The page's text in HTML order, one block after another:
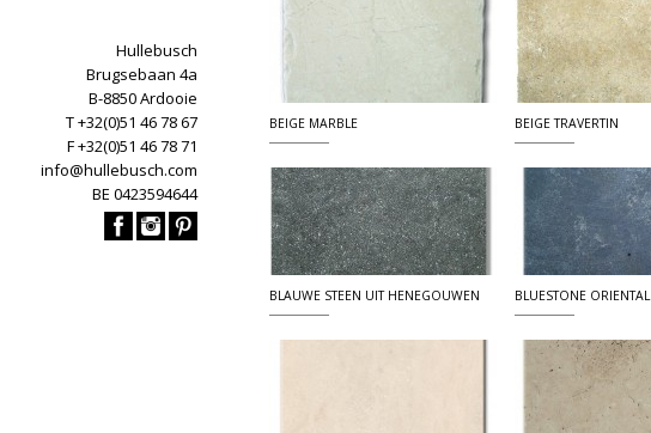
Hullebusch
Brugsebaan 4a
B-8850 Ardooie
T +32(0)51 46 78 67
F +32(0)51 46 78 71
info@hullebusch.com
BE 0423594644
BEIGE MARBLE BEIGE TRAVERTIN
BLAUWE STEEN UIT HENEGOUWEN BLUESTONE ORIENTAL